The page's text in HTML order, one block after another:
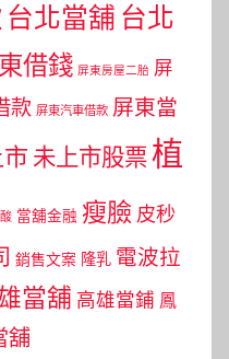
台北當舖 台北
借錢 屏東房屋二胎 屏
款 屏東汽車借款 屏東當
未上市股票植
當舖金融 瘦臉 皮秒
銷售文案 隆乳 電波拉
當舖 高雄當鋪 鳳
舖